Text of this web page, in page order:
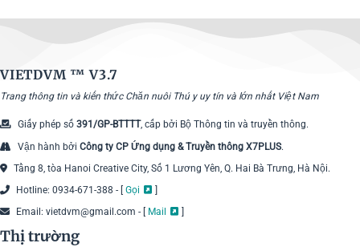
VIETDVM ™V3.7
Trang thông tin và kiến thức Chăn nuôi Thú y uy tín và lớn nhất Việt Nam
Giấy phép số 391/GP-BTTTT, cấp bởi Bộ Thông tin và truyền thông.
Vận hành bởi Công ty CP Ứng dụng & Truyền thông X7PLUS.
Tầng 8, tòa Hanoi Creative City, Số 1 Lương Yên, Q. Hai Bà Trưng, Hà Nội.
Hotline: 0934-671-388 - [ Gọi
Email: vietdvm@gmail.com - [
Mail
Thị trường